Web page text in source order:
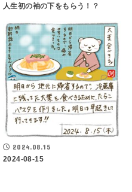
人生初の袖の下をもらう！？
2024.08.15
2024-08-15